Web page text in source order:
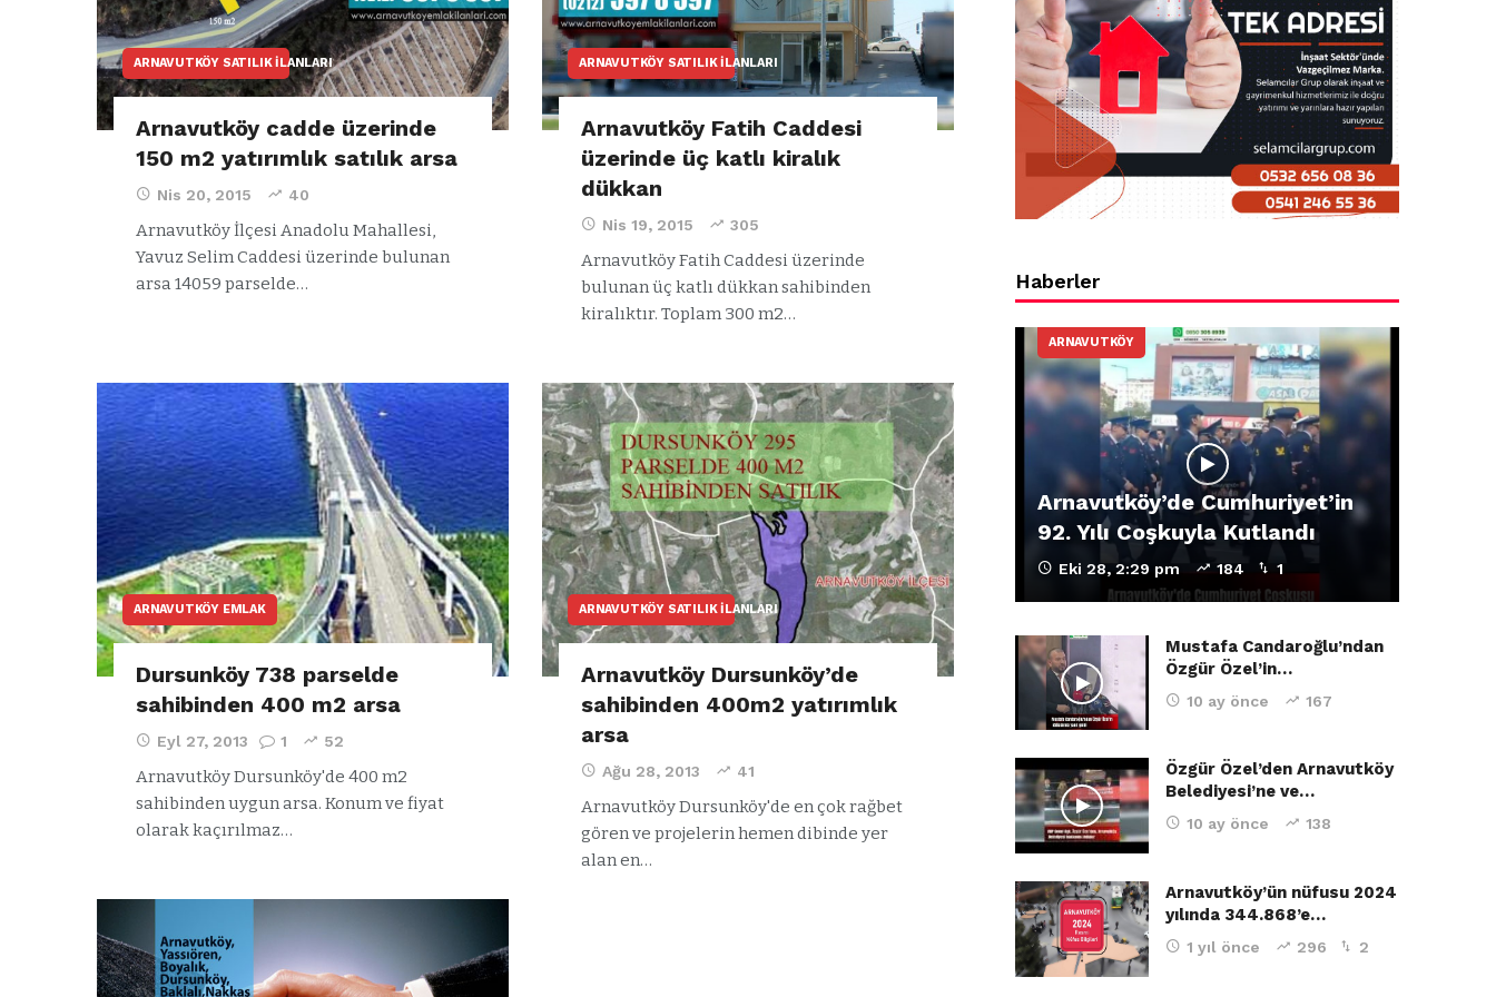
ARNAVUTKÖY SATILIK İLANLARI
Arnavutköy cadde üzerinde
150 m2 yatırımlık satılık arsa
Nis 20, 2015 40
Arnavutköy İlçesi Anadolu Mahallesi,
Yavuz Selim Caddesi üzerinde bulunan
arsa 14059 parselde…
ARNAVUTKÖY SATILIK İLANLARI
Arnavutköy Fatih Caddesi
üzerinde üç katlı kiralık
dükkan
Nis 19, 2015 305
Arnavutköy Fatih Caddesi üzerinde
bulunan üç katlı dükkan sahibinden
kiralıktır. Toplam 300 m2…
ARNAVUTKÖY EMLAK
Dursunköy 738 parselde
sahibinden 400 m2 arsa
Eyl 27, 2013 1 52
Arnavutköy Dursunköy'de 400 m2
sahibinden uygun arsa. Konum ve fiyat
olarak kaçırılmaz…
ARNAVUTKÖY SATILIK İLANLARI
Arnavutköy Dursunköy’de
sahibinden 400m2 yatırımlık
arsa
Ağu 28, 2013 41
Arnavutköy Dursunköy'de en çok rağbet
gören ve projelerin hemen dibinde yer
alan en…
Haberler
ARNAVUTKÖY
Arnavutköy’de Cumhuriyet’in
92. Yılı Coşkuyla Kutlandı
Eki 28, 2:29 pm 184 1
Mustafa Candaroğlu’ndan
Özgür Özel’in…
10 ay önce 167
Özgür Özel’den Arnavutköy
Belediyesi’ne ve…
10 ay önce 138
Arnavutköy’ün nüfusu 2024
yılında 344.868’e…
1 yıl önce 296 2